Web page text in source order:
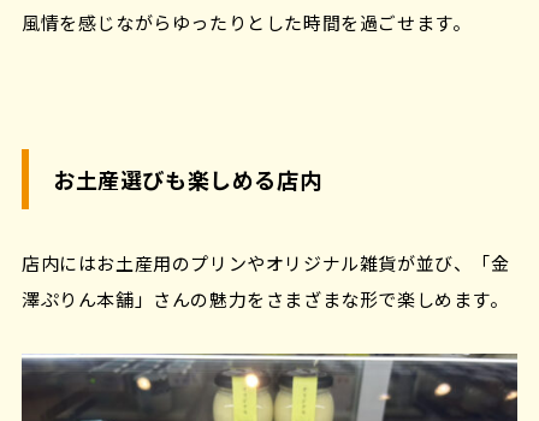
風情を感じながらゆったりとした時間を過ごせます。
お土産選びも楽しめる店内
店内にはお土産用のプリンやオリジナル雑貨が並び、「金
澤ぷりん本舗」さんの魅力をさまざまな形で楽しめます。